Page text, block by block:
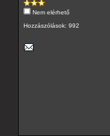
Nem elérhető
Hozzászólások: 992